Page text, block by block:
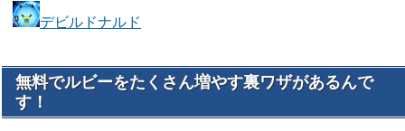
デビルドナルド
無料でルビーをたくさん増やす裏ワザがあるんで
す！